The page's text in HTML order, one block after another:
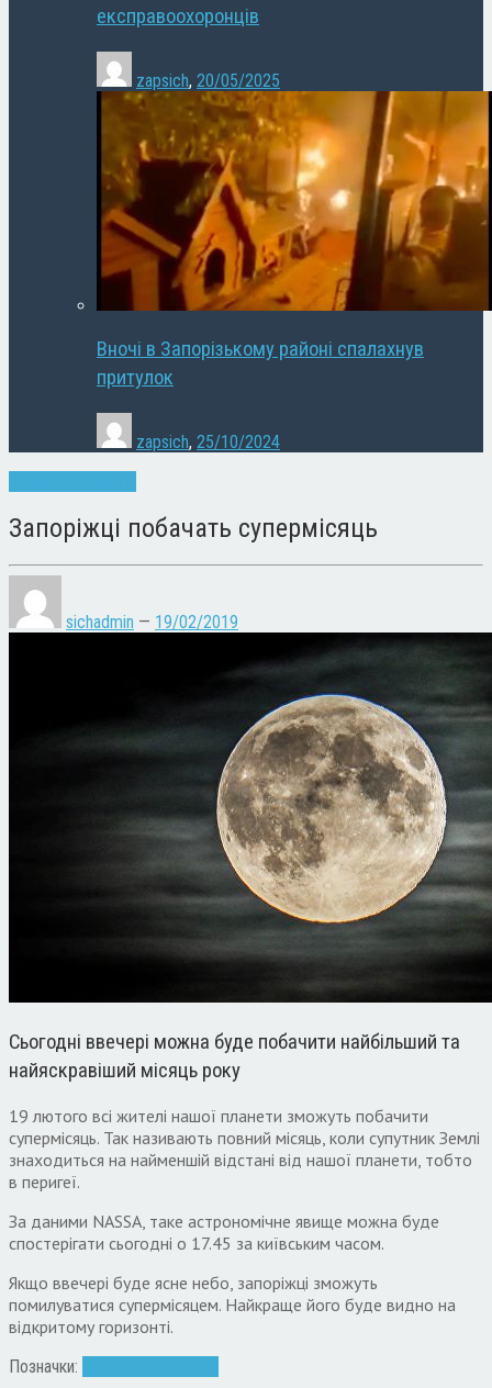
експравоохоронців
zapsich, 20/05/2025
Вночі в Запорізькому районі спалахнув
притулок
zapsich, 25/10/2024
Запоріжці побачать супермісяць
sichadmin — 19/02/2019
Сьогодні ввечері можна буде побачити найбільший та
найяскравіший місяць року
19 лютого всі жителі нашої планети зможуть побачити
супермісяць. Так називають повний місяць, коли супутник Землі
знаходиться на найменшій відстані від нашої планети, тобто
в перигеї.
За даними NASSA, таке астрономічне явище можна буде
спостерігати сьогодні о 17.45 за київським часом.
Якщо ввечері буде ясне небо, запоріжці зможуть
помилуватися супермісяцем. Найкраще його буде видно на
відкритому горизонті.
Позначки: